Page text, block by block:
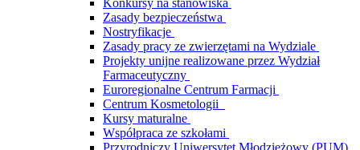
Konkursy na stanowiska
Zasady bezpieczeństwa
Nostryfikacje
Zasady pracy ze zwierzętami na Wydziale
Projekty unijne realizowane przez Wydział
Farmaceutyczny
Euroregionalne Centrum Farmacji
Centrum Kosmetologii
Kursy maturalne
Współpraca ze szkołami
Przyrodniczy Uniwersytet Młodzieżowy (PUM)